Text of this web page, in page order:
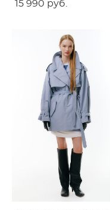
15 990 pуб.